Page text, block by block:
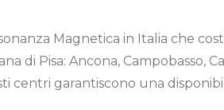
Magnetica in Italia che
di Pisa: Ancona, Campobasso,
centri garantiscono una